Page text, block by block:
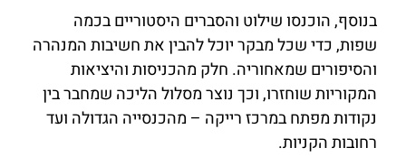
בנוסף, הוכנסו שילוט והסברים היסטוריים בכמה
שפות, כדי שכל מבקר יוכל להבין את חשיבות המנהרה
והסיפורים שמאחוריה. חלק מהכניסות והיציאות
המקוריות שוחזרו, וכך נוצר מסלול הליכה שמחבר בין
נקודות מפתח במרכז רייקה – מהכנסייה הגדולה ועד
רחובות הקניות.